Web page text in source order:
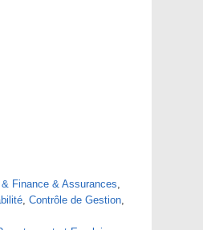
& Finance & Assurances,
, Contrôle de Gestion,